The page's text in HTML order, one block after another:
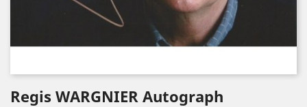
Regis WARGNIER Autograph